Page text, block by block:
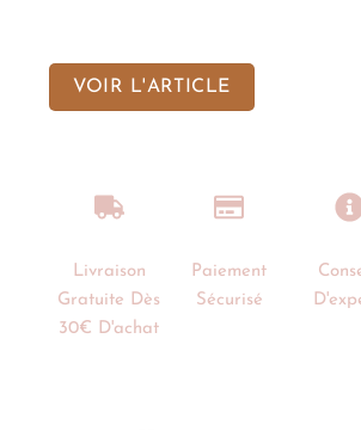
VOIR L'ARTICLE
Livraison
Gratuite Dès
30€ D'achat
Paiement
Sécurisé